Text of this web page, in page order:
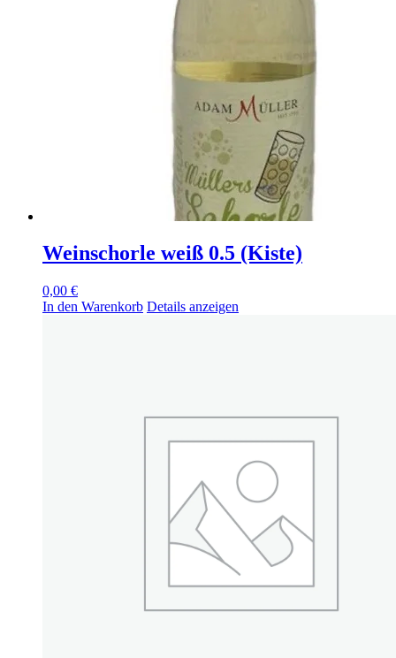
Weinschorle weiß 0.5 (Kiste)
0,00 €
In den Warenkorb Details anzeigen